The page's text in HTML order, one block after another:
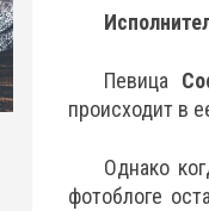
Певица
происходит в
Однако
фотоблоге